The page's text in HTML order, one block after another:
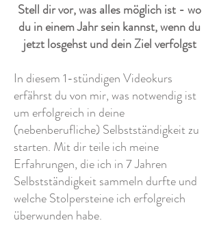
Stell dir vor, was alles möglich ist - wo
du in einem Jahr sein kannst, wenn du
jetzt losgehst und dein Ziel verfolgst
In diesem 1-stündigen Videokurs
erfährst du von mir, was notwendig ist
um erfolgreich in deine
(nebenberufliche) Selbstständigkeit zu
starten. Mit dir teile ich meine
Erfahrungen, die ich in 7 Jahren
Selbstständigkeit sammeln durfte und
welche Stolpersteine ich erfolgreich
überwunden habe.